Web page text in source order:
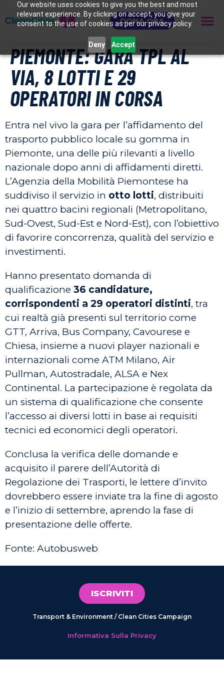
Our website uses cookies to give you the best and most
relevant experience. By clicking on accept, you give your
consent to the use of cookies as per our privacy policy.
Deny Accept
DONA ORA
PIEMONTE: GARA TPL AL
VIA, 8 LOTTI E 29
OPERATORI IN CORSA
Entra nel vivo la gara per l’affidamento del
trasporto pubblico locale su gomma in
Piemonte, una delle più rilevanti a livello
nazionale dopo anni di affidamenti diretti.
L’Agenzia della Mobilità Piemontese ha
suddiviso il servizio in otto lotti, distribuiti
nei quattro bacini regionali (Metropolitano,
Sud-Ovest, Sud-Est e Nord-Est), con l’obiettivo
di favorire concorrenza, qualità del servizio e
investimenti.
Hanno presentato domanda di
qualificazione 36 candidature,
corrispondenti a 29 operatori distinti, tra
cui realtà già presenti sul territorio come
GTT, Arriva, Bus Company, Cavourese e
Chiesa, insieme a nuovi player nazionali e
internazionali come ATM Milano, Air
Pullman, Autostradale, ALSA e Nex
Continental. La partecipazione è regolata da
un sistema di qualificazione che consente
l’accesso ai diversi lotti in base ai requisiti
tecnici ed economici degli operatori.
Conclusa la verifica delle domande e
acquisito il parere dell’Autorità di
Regolazione dei Trasporti, le lettere d’invito
dovrebbero essere inviate tra la fine di agosto
e l’inizio di settembre, aprendo la fase di
presentazione delle offerte.
Fonte: Autobusweb
ISCRIVITI
Transport & Environment / Clean Cities Campaign
Informativa Sulla Privacy